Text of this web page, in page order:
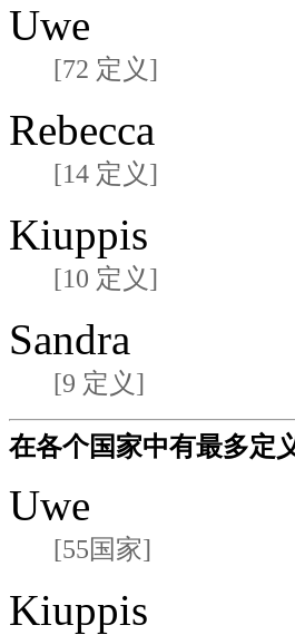
Uwe
[72 定义]
Rebecca
[14 定义]
Kiuppis
[10 定义]
Sandra
[9 定义]
在各个国家中有最多定
Uwe
[55国家]
Kiuppis